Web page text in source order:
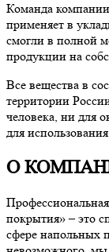
Команда
применяет в
смогли в полной
продукции на
Все вещества в
территории
человека, ни для
для
О
покрытия» – это
сфере напольных